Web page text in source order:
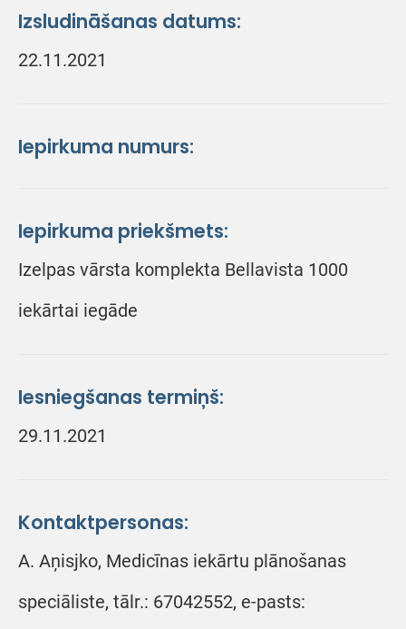
Izsludināšanas datums:
22.11.2021
Iepirkuma numurs:
Iepirkuma priekšmets:
Izelpas vārsta komplekta Bellavista 1000
iekārtai iegāde
Iesniegšanas termiņš:
29.11.2021
Kontaktpersonas:
A. Aņisjko, Medicīnas iekārtu plānošanas
speciāliste, tālr.: 67042552, e-pasts: